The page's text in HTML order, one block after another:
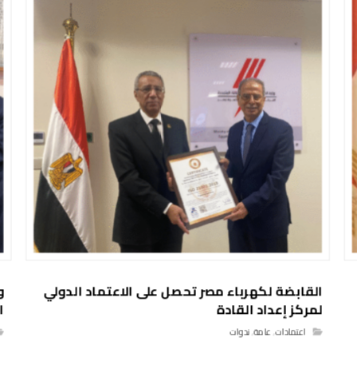
القابضة لكهرباء مصر تحصل على الاعتماد الدولي
لمركز إعداد القادة
اعتمادات,عامة,ندوات